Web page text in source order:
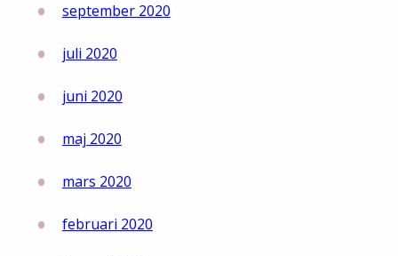
september 2020
juli 2020
juni 2020
maj 2020
mars 2020
februari 2020